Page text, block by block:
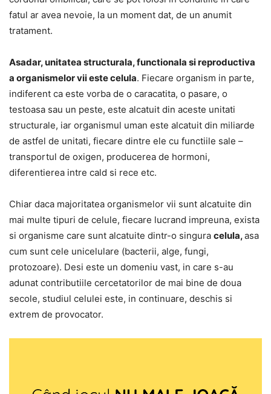
fatul ar avea nevoie, la un moment dat, de un anumit
tratament.
Asadar, unitatea structurala, functionala si reproductiva
a organismelor vii este celula. Fiecare organism in parte,
indiferent ca este vorba de o caracatita, o pasare, o
testoasa sau un peste, este alcatuit din aceste unitati
structurale, iar organismul uman este alcatuit din miliarde
de astfel de unitati, fiecare dintre ele cu functiile sale –
transportul de oxigen, producerea de hormoni,
diferentierea intre cald si rece etc.
Chiar daca majoritatea organismelor vii sunt alcatuite din
mai multe tipuri de celule, fiecare lucrand impreuna, exista
si organisme care sunt alcatuite dintr-o singura celula,asa
cum sunt cele unicelulare (bacterii, alge, fungi,
protozoare). Desi este un domeniu vast, in care s-au
adunat contributiile cercetatorilor de mai bine de doua
secole, studiul celulei este, in continuare, deschis si
extrem de provocator.